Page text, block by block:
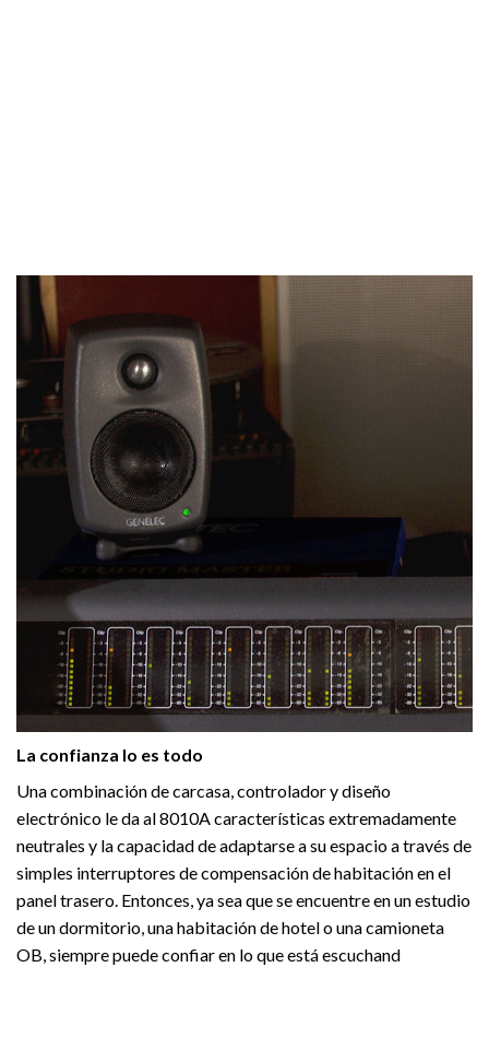
La confianza lo es todo
Una combinación de carcasa, controlador y diseño
electrónico le da al 8010A características extremadamente
neutrales y la capacidad de adaptarse a su espacio a través de
simples interruptores de compensación de habitación en el
panel trasero. Entonces, ya sea que se encuentre en un estudio
de un dormitorio, una habitación de hotel o una camioneta
OB, siempre puede confiar en lo que está escuchand